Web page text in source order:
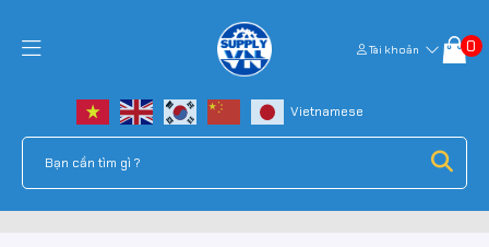
Tài khoản 0